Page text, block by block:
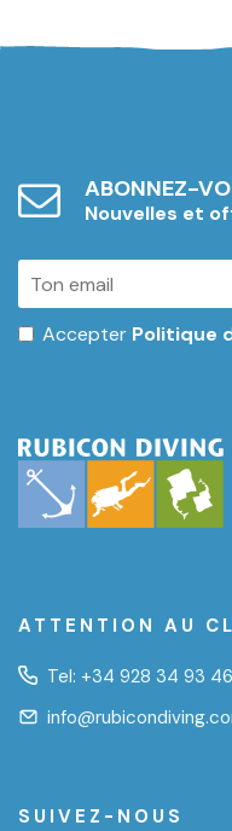
ABONNEZ-
Nouvelles et
Accepter Politique
ATTENTION AU
Tel: +34 928 34 93 46
SUIVEZ-NOUS